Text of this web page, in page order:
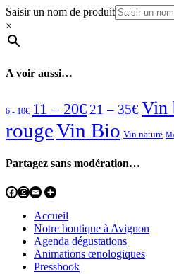
Saisir un nom de produit
×
A voir aussi…
6 - 10€ 11 – 20€ 21 – 35€Vin
rougeVin Bio Vin nature
Partagez sans modération…
Accueil
Notre boutique à Avignon
Agenda dégustations
Animations œnologiques
Pressbook